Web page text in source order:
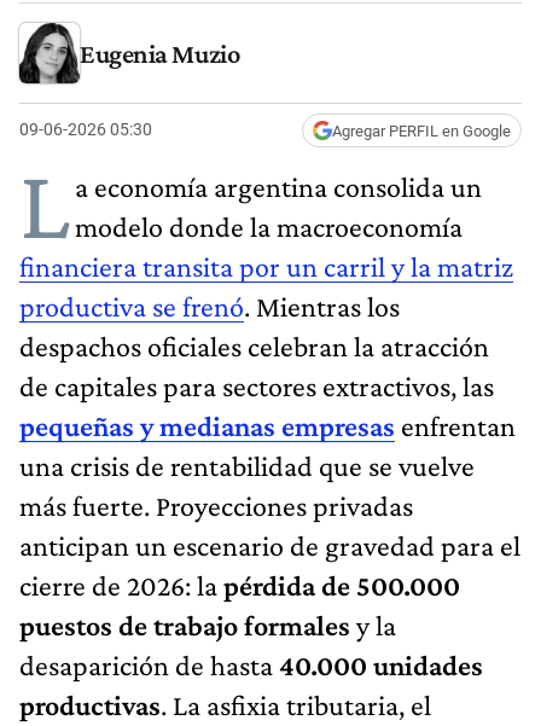
Eugenia Muzio
09-06-2026 05:30 Agregar PERFIL en Google
La economía argentina consolida un
modelo donde la macroeconomía
financiera transita por un carril y la matriz
productiva se frenó. Mientras los
despachos oficiales celebran la atracción
de capitales para sectores extractivos, las
pequeñas y medianas empresas enfrentan
una crisis de rentabilidad que se vuelve
más fuerte. Proyecciones privadas
anticipan un escenario de gravedad para el
cierre de 2026: lapérdida de 500.000
puestos de trabajo formales y la
desaparición de hasta40.000 unidades
productivas. La asfixia tributaria, el